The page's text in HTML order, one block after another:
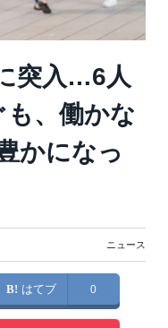
突入…6人
も、働かな
かになっ
ニュース
はてブ 0